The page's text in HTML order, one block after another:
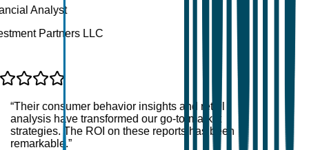
Analyst
Partners LLC
Their consumer behavior insights and retail
analysis have transformed our go-to-market
strategies. The ROI on these reports has been
remarkable.”